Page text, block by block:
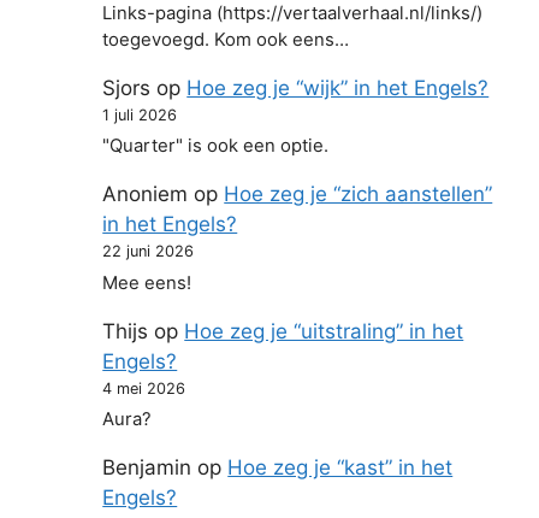
Links-pagina (https://vertaalverhaal.nl/links/)
toegevoegd. Kom ook eens…
Sjors op Hoe zeg je “wijk” in het Engels?
1 juli 2026
"Quarter" is ook een optie.
Anoniem op Hoe zeg je “zich aanstellen”
in het Engels?
22 juni 2026
Mee eens!
Thijs op Hoe zeg je “uitstraling” in het
Engels?
4 mei 2026
Aura?
Benjamin op Hoe zeg je “kast” in het
Engels?